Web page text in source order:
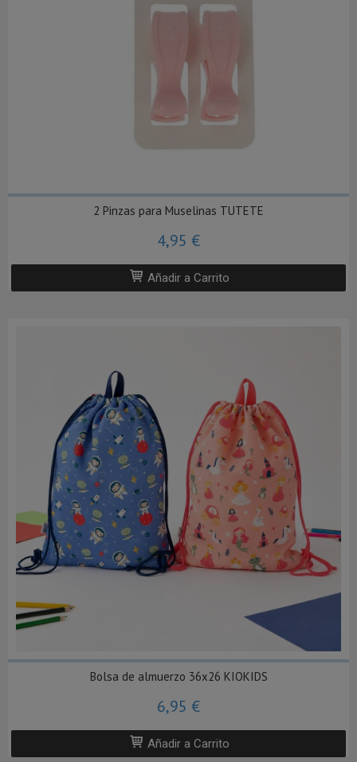
2 Pinzas para Muselinas TUTETE
4,95 €
Añadir a Carrito
Bolsa de almuerzo 36x26 KIOKIDS
6,95 €
Añadir a Carrito